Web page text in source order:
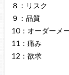
８：リスク
９：品質
10：オーダーメ
11：痛み
12：欲求